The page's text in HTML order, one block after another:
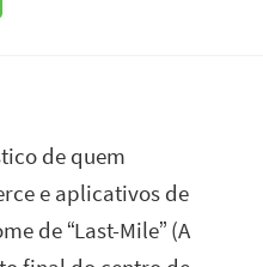
de quem
e aplicativos de
de “Last-Mile” (A